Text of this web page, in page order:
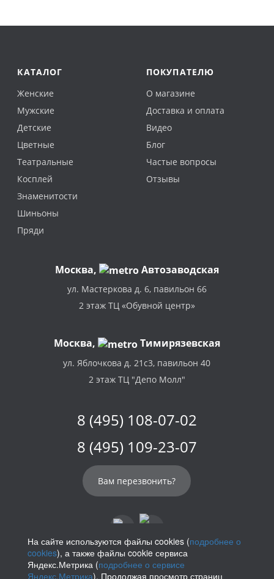
КАТАЛОГ
Женские
Мужские
Детские
Цветные
Театральные
Косплей
Знаменитости
Шиньоны
Пряди
ПОКУПАТЕЛЮ
О магазине
Доставка и оплата
Видео
Блог
Частые вопросы
Отзывы
Москва, Автозаводская
ул. Мастеркова д. 6, павильон 66
2 этаж ТЦ «Обувной центр»
Москва, Тимирязевская
ул. Яблочкова д. 21с3, павильон 40
2 этаж ТЦ "Депо Молл"
8 (495) 108-07-02
8 (495) 109-23-07
Вам перезвонить?
info@parikof.ru
На сайте используются файлы cookies (подробнее о
cookies), а также файлы cookie сервиса
Яндекс.Метрика (подробнее о сервисе
Яндекс.Метрика). Продолжая просмотр страниц